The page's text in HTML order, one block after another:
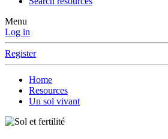
Menu
Log in
Register
Home
Resources
Un sol vivant